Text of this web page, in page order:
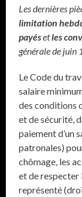
Les dernières
limitation
payésetles
générale de juin
Le Code du
salaire
des conditions
et de sécurité,
paiement d’un
patronales)
chômage, les
et de respecter
représenté